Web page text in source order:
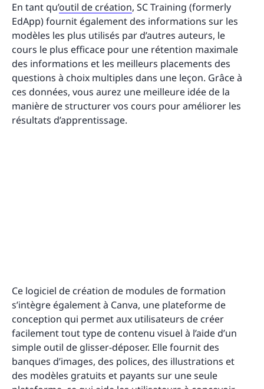
En tant qu’outil de création, SC Training (formerly
EdApp) fournit également des informations sur les
modèles les plus utilisés par d’autres auteurs, le
cours le plus efficace pour une rétention maximale
des informations et les meilleurs placements des
questions à choix multiples dans une leçon. Grâce à
ces données, vous aurez une meilleure idée de la
manière de structurer vos cours pour améliorer les
résultats d’apprentissage.
Ce logiciel de création de modules de formation
s’intègre également à Canva, une plateforme de
conception qui permet aux utilisateurs de créer
facilement tout type de contenu visuel à l’aide d’un
simple outil de glisser-déposer. Elle fournit des
banques d’images, des polices, des illustrations et
des modèles gratuits et payants sur une seule